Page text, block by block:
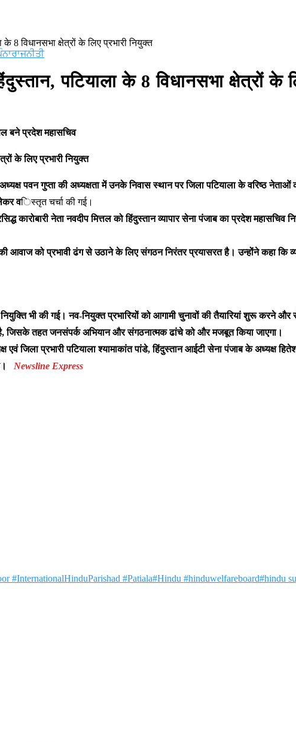
के 8 विधानसभा क्षेत्रों के लिए प्रभारी नियुक्त
ਰਾਜਨੀਤੀ
पटियाला के 8 विधानसभा क्षेत्रों के
बने प्रदेश महासचिव
के लिए प्रभारी नियुक्त
अध्यक्ष पवन गुप्ता की अध्यक्षता में उनके निवास स्थान पर जिला पटियाला के वरिष्ठ
विस्तृत चर्चा की गई।
कारोबारी नेता नवदीप मित्तल को हिंदुस्तान व्यापार सेना पंजाब का प्रदेश महासचिव
आवाज को प्रभावी ढंग से उठाने के लिए संगठन निरंतर प्रयासरत है। उन्होंने कहा कि
भी की गई। नव-नियुक्त प्रभारियों को आगामी चुनावों की तैयारियां शुरू करने
है, जिसके तहत जनसंपर्क अभियान और संगठनात्मक ढांचे को और मजबूत किया जाएगा।
एवं जिला प्रभारी पटियाला श्यामाकांत पांडे, हिंदुस्तान आईटी सेना पंजाब के अध्यक्ष
Newsline Express
#InternationalHinduParishad #Patiala#Hindu #hinduwelfareboard#hindu